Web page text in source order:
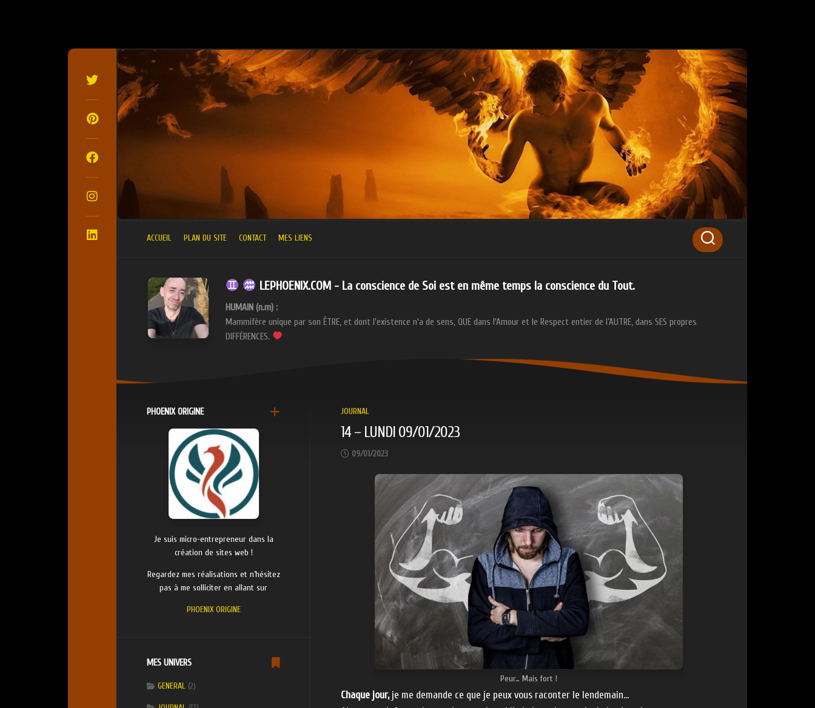
ACCUEIL PLAN DU SITE CONTACT MES LIENS
LEPHOENIX.COM - La conscience de Soi est en même temps la conscience du Tout.
HUMAIN (n.m) :
Mammifère unique par son ÊTRE, et dont l'existence n'a de sens, QUE dans l'Amour et le Respect entier de l’AUTRE, dans SES propres
DIFFÉRENCES.
JOURNAL
14 – LUNDI 09/01/2023
09/01/2023
Peur… Mais fort !
Chaque jour,je me demande ce que je peux vous raconter le lendemain…
PHOENIX ORIGINE
Je suis micro-entrepreneur dans la
création de sites web !
Regardez mes réalisations et n’hésitez
pas à me solliciter en allant sur
PHOENIX ORIGINE
MES UNIVERS
GENERAL (2)